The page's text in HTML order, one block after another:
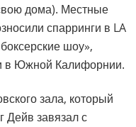
дома). Местные
спарринги в LA
шоу»,
в Южной Калифорнии.
зала, который
Дейв завязал с